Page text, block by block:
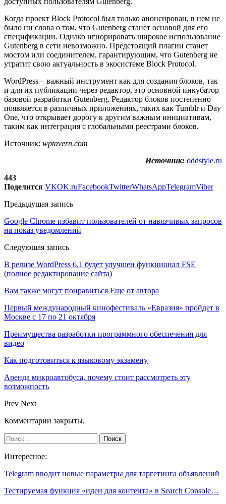
Когда проект Block Protocol был только анонсирован, в нем не
было ни слова о том, что Gutenberg станет основой для его
спецификации. Однако игнорировать широкое использование
Gutenberg в сети невозможно. Предстоящий плагин станет
мостом или соединителем, гарантирующим, что Gutenberg не
утратит свою актуальность в экосистеме Block Protocol.
WordPress – важный инструмент как для создания блоков, так
и для их публикации через редактор, это основной инкубатор
базовой разработки Gutenberg. Редактор блоков постепенно
появляется в различных приложениях, таких как Tumblr и Day
One, что открывает дорогу к другим важным инициативам,
таким как интеграция с глобальными реестрами блоков.
Источник: wptavern.com
Источник: oddstyle.ru
443
Поделится VKOK.ruFacebookTwitterWhatsAppTelegramViber
Предыдущая запись
Google Chrome избавит пользователей от навязчивых запросов
на показ уведомлений
Следующая запись
В релизе WordPress 6.1 будет улучшен функционал FSE
(полное редактирование сайта)
Вам также могут понравиться Еще от автора
Первый международный кинофестиваль «Евразия» пройдет в
Москве с 17 по 21 октября
Преимущества разработки программного обеспечения для
видео
Как подготовиться к языковому экзамену
Аренда микроавтобуса, почему стоит рассмотреть эту
возможность
Prev Next
Комментарии закрыты.
Интересное:
Telegram вводит новые параметры для таргетинга объявлений
Тестируемая функция «идеи для контента» в Search Console…